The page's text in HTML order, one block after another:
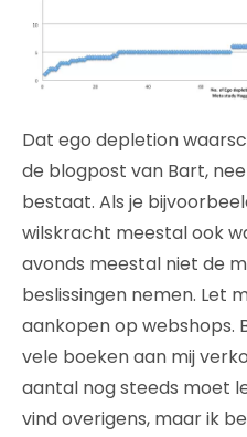
Dat ego depletion
de blogpost van Bart,
bestaat. Als je
wilskracht meestal ook
avonds meestal niet de
beslissingen nemen. Let
aankopen op webshops.
vele boeken aan mij
aantal nog steeds moet
vind overigens, maar ik